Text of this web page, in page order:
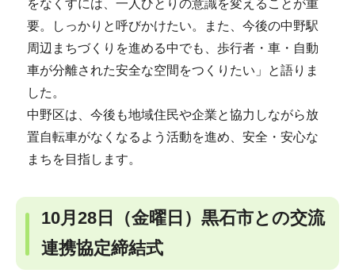
をなくすには、一人ひとりの意識を変えることが重
要。しっかりと呼びかけたい。また、今後の中野駅
周辺まちづくりを進める中でも、歩行者・車・自動
車が分離された安全な空間をつくりたい」と語りま
した。
中野区は、今後も地域住民や企業と協力しながら放
置自転車がなくなるよう活動を進め、安全・安心な
まちを目指します。
10月28日（金曜日）黒石市との交流
連携協定締結式